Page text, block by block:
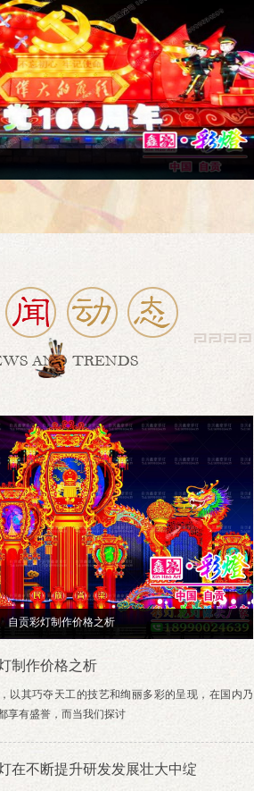
自贡彩灯制作价格之析
制作价格之析
以其巧夺天工的技艺和绚丽多彩的呈现，在国内乃
享有盛誉，而当我们探讨
在不断提升研发发展壮大中绽